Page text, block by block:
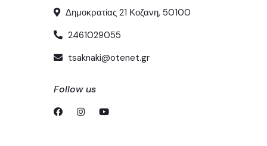
Δημοκρατίας 21 Κοζανη, 50100
2461029055
tsaknaki@otenet.gr
Follow us